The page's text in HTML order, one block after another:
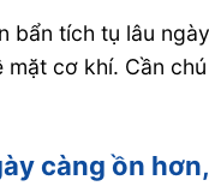
bẩn tích tụ lâu
cơ khí. Cần
càng ồn